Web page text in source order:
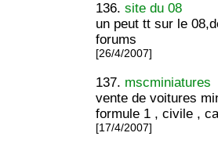
136.site du 08
un peut tt sur le
forums
[26/4/2007]
137. mscminiatures
vente de voitures
formule 1 , civile ,
[17/4/2007]